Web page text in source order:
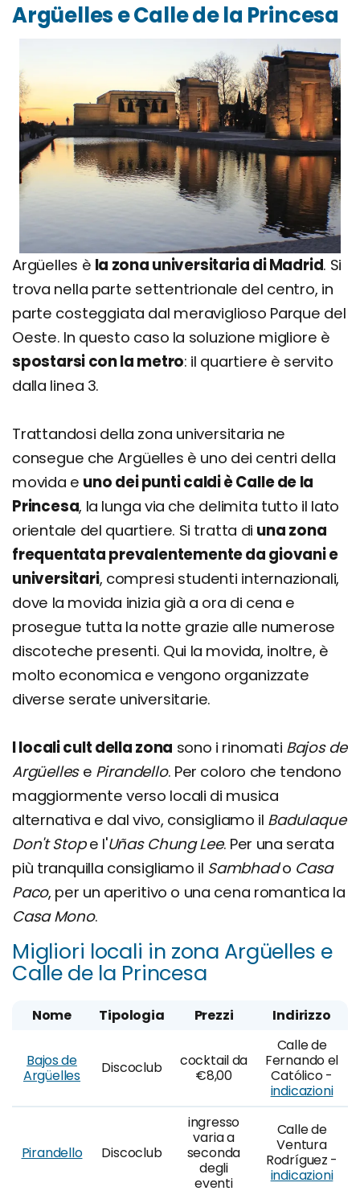
Argüelles e Calle de la Princesa
Argüelles è la zona universitaria di Madrid. Si
trova nella parte settentrionale del centro, in
parte costeggiata dal meraviglioso Parque del
Oeste. In questo caso la soluzione migliore è
spostarsi con la metro: il quartiere è servito
dalla linea 3.
Trattandosi della zona universitaria ne
consegue che Argüelles è uno dei centri della
movida e uno dei punti caldi è Calle de la
Princesa, la lunga via che delimita tutto il lato
orientale del quartiere. Si tratta di una zona
frequentata prevalentemente da giovani e
universitari, compresi studenti internazionali,
dove la movida inizia già a ora di cena e
prosegue tutta la notte grazie alle numerose
discoteche presenti. Qui la movida, inoltre, è
molto economica e vengono organizzate
diverse serate universitarie.
I locali cult della zona sono i rinomati Bajos de
Argüellese Pirandello. Per coloro che tendono
maggiormente verso locali di musica
alternativa e dal vivo, consigliamo il Badulaque
Don't Stope l'Uñas Chung Lee. Per una serata
più tranquilla consigliamo il Sambhado Casa
Paco, per un aperitivo o una cena romantica la
Casa Mono.
Migliori locali in zona Argüelles e
Calle de la Princesa
Nome Tipologia Prezzi Indirizzo
Bajos de
Argüelles
Discoclub
cocktail da
€8,00
Calle de
Fernando el
Católico -
indicazioni
Pirandello Discoclub
ingresso
varia a
seconda
degli
eventi
Calle de
Ventura
Rodríguez -
indicazioni